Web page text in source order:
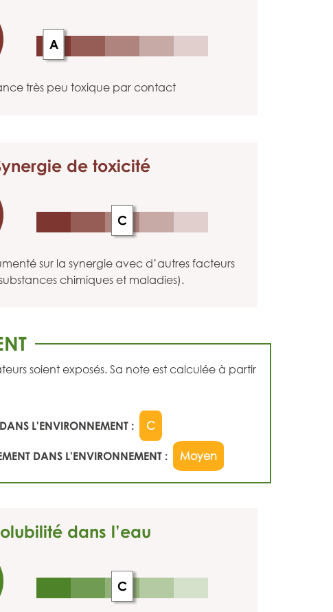
A
très peu toxique par contact
de toxicité
C
sur la synergie avec d’autres facteurs
chimiques et maladies).
soient exposés. Sa note est calculée à partir
L'ENVIRONNEMENT : C
DANS L'ENVIRONNEMENT : Moyen
dans l’eau
C